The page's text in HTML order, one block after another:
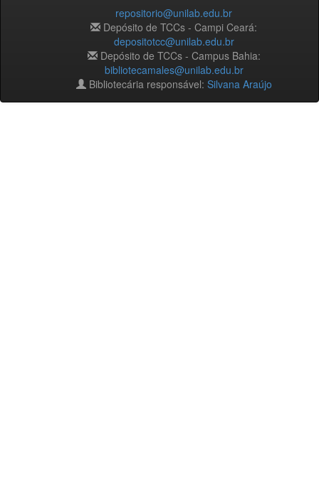
repositorio@unilab.edu.br
Depósito de TCCs - Campi Ceará:
depositotcc@unilab.edu.br
Depósito de TCCs - Campus Bahia:
bibliotecamales@unilab.edu.br
Bibliotecária responsável: Silvana Araújo